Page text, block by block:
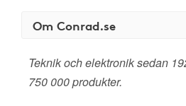
Om Conrad.se
Teknik och elektronik sedan
750 000 produkter.